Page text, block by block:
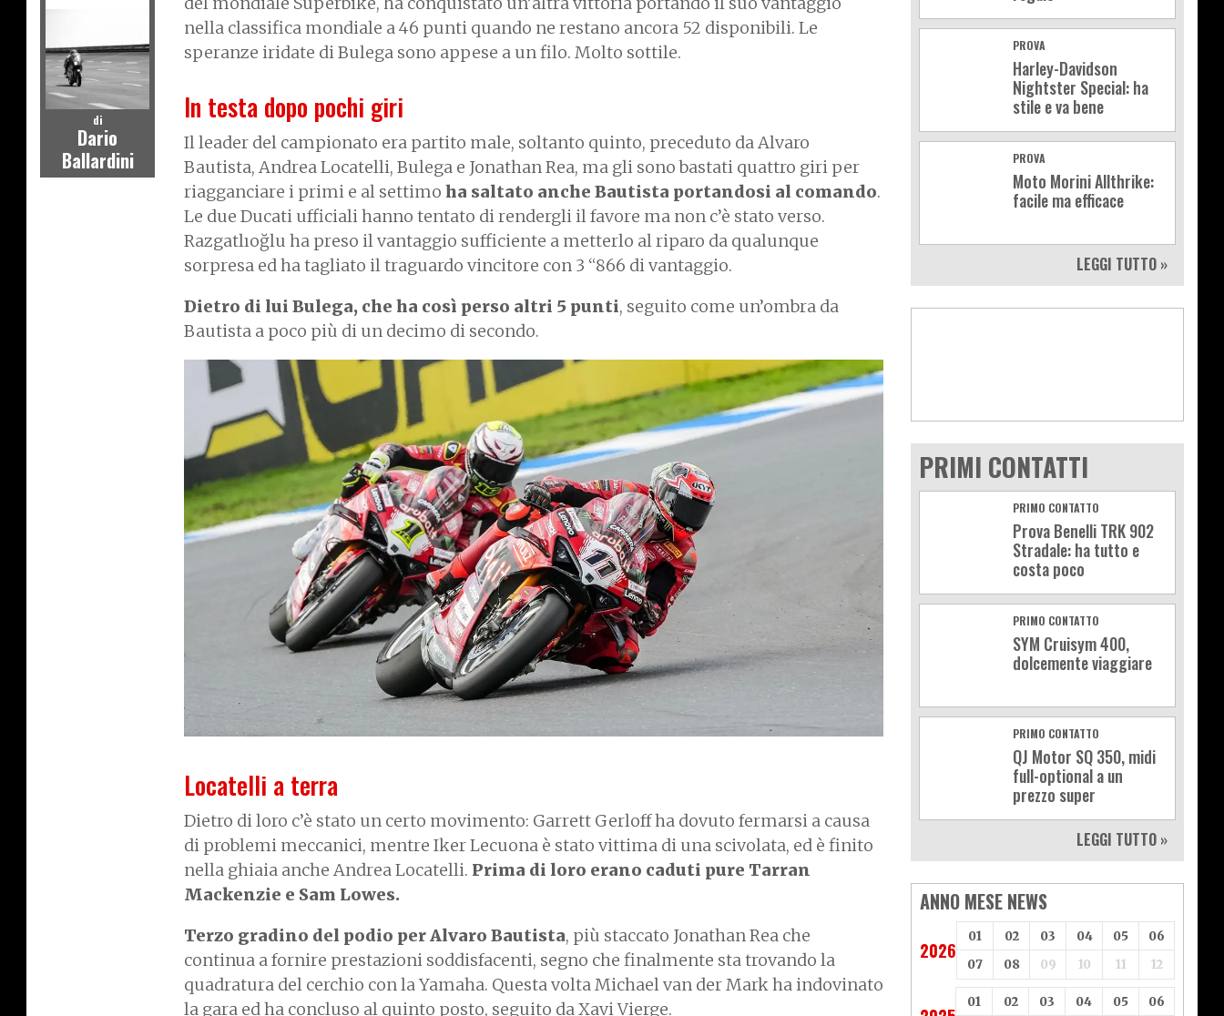
nella classifica mondiale a 46 punti quando ne restano ancora 52 disponibili. Le
speranze iridate di Bulega sono appese a un filo. Molto sottile.
In testa dopo pochi giri
Il leader del campionato era partito male, soltanto quinto, preceduto da Alvaro
Bautista, Andrea Locatelli, Bulega e Jonathan Rea, ma gli sono bastati quattro giri per
riagganciare i primi e al settimo ha saltato anche Bautista portandosi al comando.
Le due Ducati ufficiali hanno tentato di rendergli il favore ma non c’è stato verso.
Razgatlıoğlu ha preso il vantaggio sufficiente a metterlo al riparo da qualunque
sorpresa ed ha tagliato il traguardo vincitore con 3 “866 di vantaggio.
Dietro di lui Bulega, che ha così perso altri 5 punti, seguito come un’ombra da
Bautista a poco più di un decimo di secondo.
Locatelli a terra
Dietro di loro c’è stato un certo movimento: Garrett Gerloff ha dovuto fermarsi a causa
di problemi meccanici, mentre Iker Lecuona è stato vittima di una scivolata, ed è finito
nella ghiaia anche Andrea Locatelli. Prima di loro erano caduti pure Tarran
Mackenzie e Sam Lowes.
Terzo gradino del podio per Alvaro Bautista, più staccato Jonathan Rea che
continua a fornire prestazioni soddisfacenti, segno che finalmente sta trovando la
quadratura del cerchio con la Yamaha. Questa volta Michael van der Mark ha indovinato
la gara ed ha concluso al quinto posto, seguito da Xavi Vierge.
di
Dario
Ballardini
PROVA
Harley-Davidson
Nightster Special: ha
stile e va bene
PROVA
Moto Morini Allthrike:
facile ma efficace
LEGGI TUTTO »
PRIMI CONTATTI
PRIMO CONTATTO
Prova Benelli TRK 902
Stradale: ha tutto e
costa poco
PRIMO CONTATTO
SYM Cruisym 400,
dolcemente viaggiare
PRIMO CONTATTO
QJ Motor SQ 350, midi
full-optional a un
prezzo super
LEGGI TUTTO »
ANNO MESE NEWS
2026
01 02 03 04 05
06
07
08 09 10 11 12
01 02 03 04 05
06